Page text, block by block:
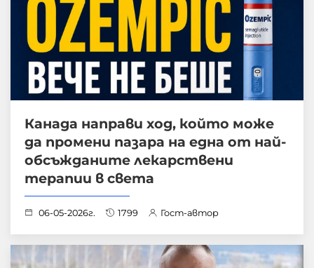
Канада направи ход, който може
да промени пазара на една от най-
обсъжданите лекарствени
терапии в света
06-05-2026г. 1799 Гост-автор